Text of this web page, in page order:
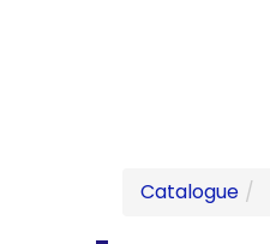
Catalogue